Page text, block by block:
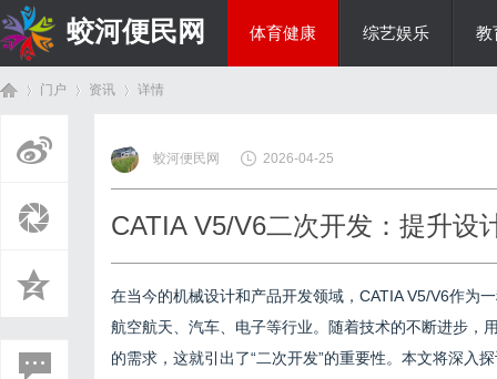
蛟河便民网 体育健康 综艺娱乐 教
门户 资讯
›
详情
蛟河便民网 2026-04-25
CATIA V5/V6二次开发：提升设
在当今的机械设计和产品开发领域，CATIA V5/V6作为
航空航天、汽车、电子等行业。随着技术的不断进步，
的需求，这就引出了“二次开发”的重要性。本文将深入